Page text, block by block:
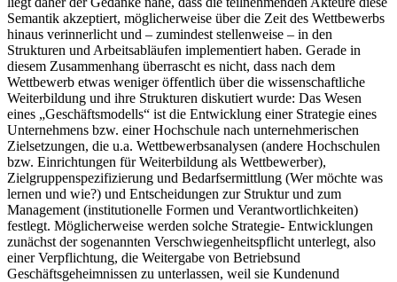
Semantik akzeptiert, möglicherweise über die Zeit des Wettbewerbs
hinaus verinnerlicht und – zumindest stellenweise – in den
Strukturen und Arbeitsabläufen implementiert haben. Gerade in
diesem Zusammenhang überrascht es nicht, dass nach dem
Wettbewerb etwas weniger öffentlich über die wissenschaftliche
Weiterbildung und ihre Strukturen diskutiert wurde: Das Wesen
eines „Geschäftsmodells“ ist die Entwicklung einer Strategie eines
Unternehmens bzw. einer Hochschule nach unternehmerischen
Zielsetzungen, die u.a. Wettbewerbsanalysen (andere Hochschulen
bzw. Einrichtungen für Weiterbildung als Wettbewerber),
Zielgruppenspezifizierung und Bedarfsermittlung (Wer möchte was
lernen und wie?) und Entscheidungen zur Struktur und zum
Management (institutionelle Formen und Verantwortlichkeiten)
festlegt. Möglicherweise werden solche Strategie- Entwicklungen
zunächst der sogenannten Verschwiegenheitspflicht unterlegt, also
einer Verpflichtung, die Weitergabe von Betriebsund
Geschäftsgeheimnissen zu unterlassen, weil sie Kundenund